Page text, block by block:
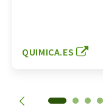
QUIMICA.ES